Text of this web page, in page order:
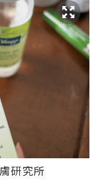
研究所